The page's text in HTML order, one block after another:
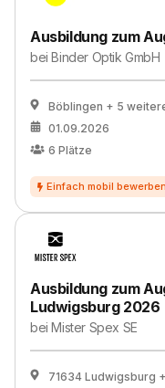
Ausbildung zum
beiBinder Optik GmbH
Böblingen + 5
01.09.2026
6 Plätze
Ausbildung zum
Ludwigsburg 2026
beiMister Spex SE
71634 Ludwigsburg